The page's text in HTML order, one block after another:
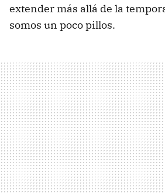
extender más allá de la
somos un poco pillos.